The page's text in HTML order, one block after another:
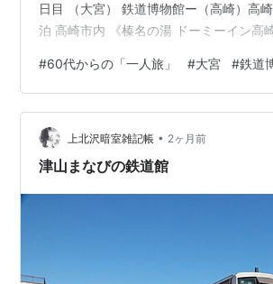
日目 （大宮） 鉄道博物館ー（高崎）高
泊 高崎市内 《榛名の湯 ドーミーイン高
日は（大宮） 鉄道博物館のレポート。 《
埼玉県さいたま市大宮区にある日本最大
物館で、JR東日本関連の財団が運営し
シャトル「鉄道博物館駅」から徒歩約1分
も徒歩圏内です。実物車両がずらりと並
#60代からの「一人旅」 #大宮 #鉄道
上北沢暗室雑記帳 • 2ヶ月前
津山まなびの鉄道館